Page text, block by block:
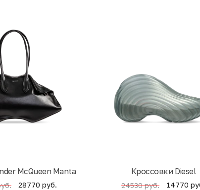
McQueen Manta
28770 руб.
Кроссовки Diesel
24530 руб. 14770